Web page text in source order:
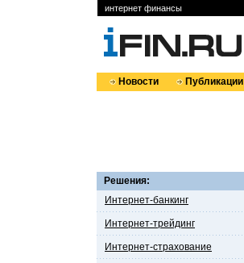
интернет финансы
Новости Публикации
Решения:
Интернет-банкинг
Интернет-трейдинг
Интернет-страхование